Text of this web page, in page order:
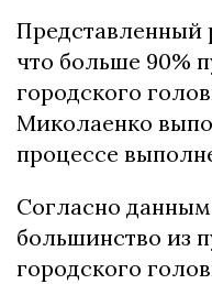
Представленный
что больше 90%
городского
Миколаенко
процессе
Согласно данным
большинство из
городского